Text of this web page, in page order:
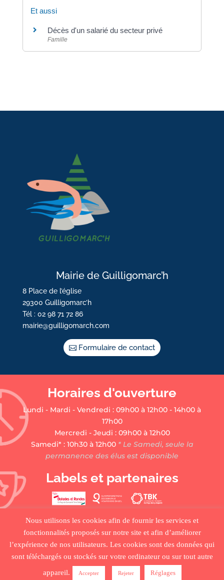
Et aussi
Décès d'un salarié du secteur privé
Famille
Mairie de Guilligomarc’h
8 Place de l’église
29300 Guilligomarc’h
Tél : 02 98 71 72 86
mairie@guilligomarch.com
Formulaire de contact
Horaires d'ouverture
Lundi - Mardi - Vendredi : 09h00 à 12h00 - 14h00 à
17h00
Mercredi - Jeudi : 09h00 à 12h00
Samedi* : 10h30 à 12h00* Le Samedi, seule la
permanence des élus est disponible
Labels et partenaires
PLAN DU SITE•MENTIONS LÉGALES •
Nous utilisons les cookies afin de fournir les services et
fonctionnalités proposés sur notre site et afin d’améliorer
l’expérience de nos utilisateurs. Les cookies sont des données qui
sont téléchargés ou stockés sur votre ordinateur ou sur tout autre
appareil.
Accepter Rejeter Réglages